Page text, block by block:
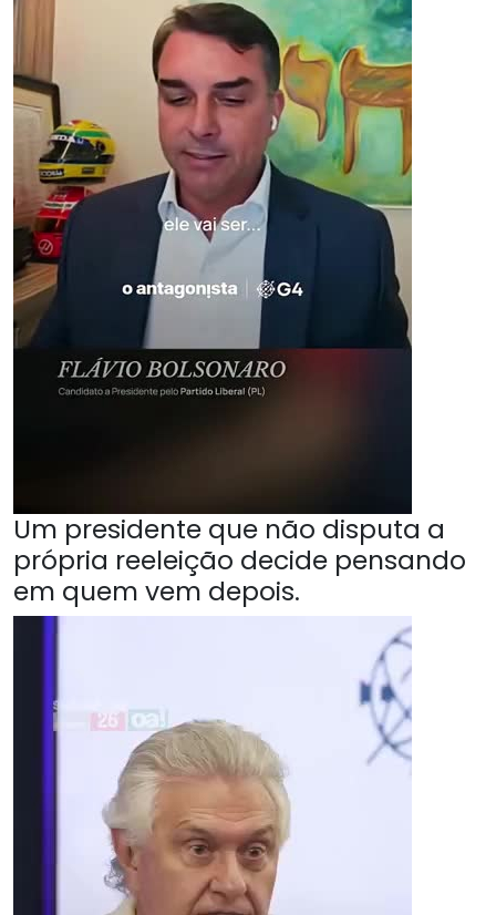
Um presidente que não disputa a
própria reeleição decide pensando
em quem vem depois.